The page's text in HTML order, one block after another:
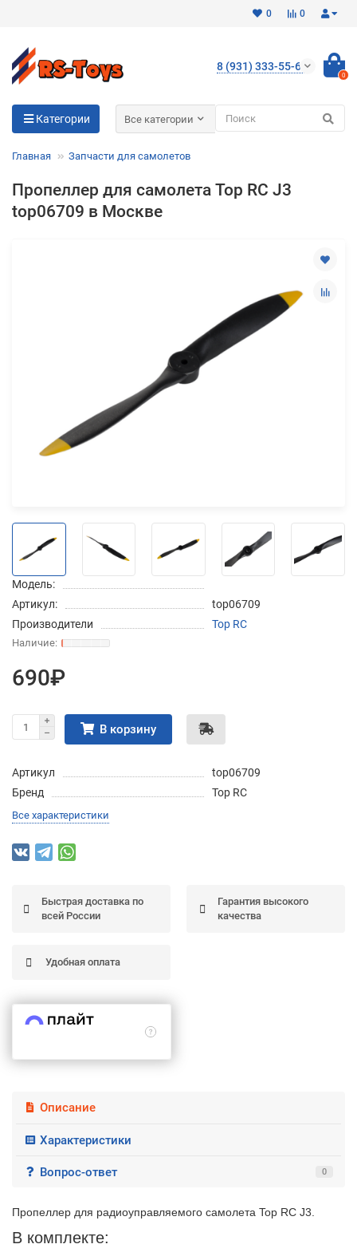
0
0
8 (931) 333-55-65
0
Категории Все категории
Главная Запчасти для самолетов
Пропеллер для самолета Top RC J3
top06709 в Москве
Модель:
Артикул:
top06709
Производители
Top RC
690₽
В корзину
Артикул
top06709
Бренд
Top RC
Все характеристики
Быстрая доставка по
всей России
Гарантия высокого
качества
Удобная оплата
Описание
Характеристики
Вопрос-ответ 0
Пропеллер для радиоуправляемого самолета Top RC J3.
В комплекте:
Разбейте
без переплат
Добавляйте товары
в корзину
Получайте товар
выбранный способом
списываться
с вашей карты
Подробнее